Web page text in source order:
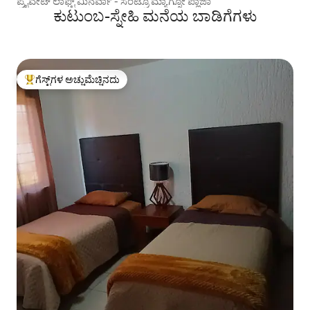
ಕುಟುಂಬ-ಸ್ನೇಹಿ ಮನೆಯ ಬಾಡಿಗೆಗಳು
ಗೆಸ್ಟ್‌ಗಳಿಗೆ ಅತಿ ಹೆಚ್ಚು ಅಚ್ಚುಮೆಚ್ಚಿನದು
ಗೆಸ್ಟ್‌ಗಳ ಅಚ್ಚುಮೆಚ್ಚಿನದು